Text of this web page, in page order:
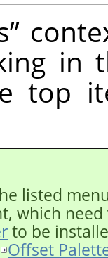
”
in
top
listed
which
to be
Offset